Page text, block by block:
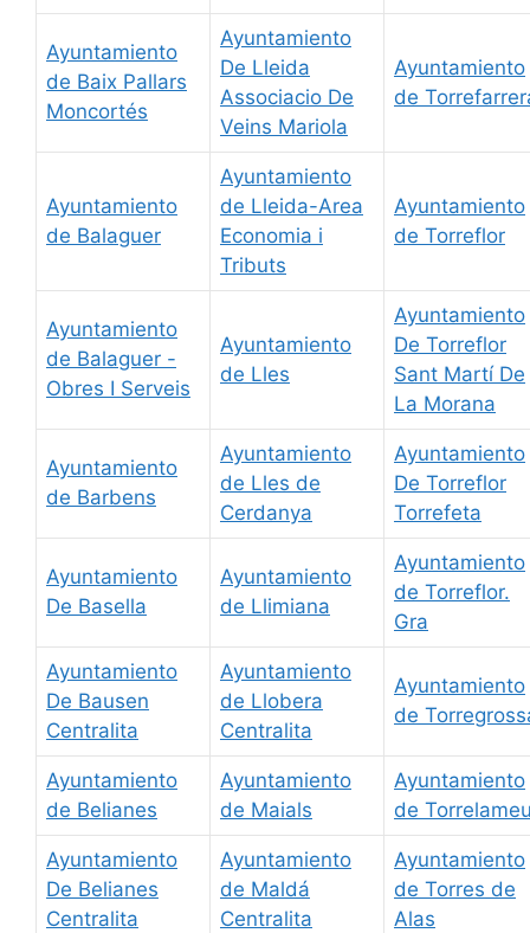
Ayuntamiento
de Baix Pallars
Moncortés
Ayuntamiento
De Lleida
Associacio De
Veins Mariola
Ayuntamiento
de
Ayuntamiento
de Balaguer
Ayuntamiento
de Lleida-Area
Economia i
Tributs
Ayuntamiento
de Torreflor
Ayuntamiento
de Balaguer -
Obres I Serveis
Ayuntamiento
de Lles
Ayuntamiento
De Torreflor
Sant Martí De
La Morana
Ayuntamiento
de Barbens
Ayuntamiento
de Lles de
Cerdanya
Ayuntamiento
De Torreflor
Torrefeta
Ayuntamiento
De Basella
Ayuntamiento
de Llimiana
Ayuntamiento
de Torreflor.
Gra
Ayuntamiento
De Bausen
Centralita
Ayuntamiento
de Llobera
Centralita
Ayuntamiento
de
Ayuntamiento
de Belianes
Ayuntamiento
de Maials
Ayuntamiento
de
Ayuntamiento
De Belianes
Centralita
Ayuntamiento
de Maldá
Centralita
Ayuntamiento
de Torres de
Alas